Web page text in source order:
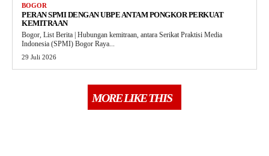
BOGOR
PERAN SPMI DENGAN UBPE ANTAM PONGKOR PERKUAT
KEMITRAAN
Bogor, List Berita | Hubungan kemitraan, antara Serikat Praktisi Media
Indonesia (SPMI) Bogor Raya...
29 Juli 2026
MORE LIKE THIS